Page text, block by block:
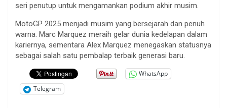
seri penutup untuk mengamankan podium akhir musim.
MotoGP 2025 menjadi musim yang bersejarah dan penuh
warna. Marc Marquez meraih gelar dunia kedelapan dalam
kariernya, sementara Alex Marquez menegaskan statusnya
sebagai salah satu pembalap terbaik generasi baru.
WhatsApp
Telegram